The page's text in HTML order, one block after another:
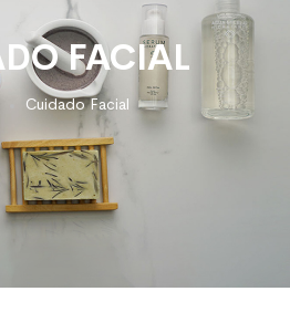
FACIAL
Cuidado Facial